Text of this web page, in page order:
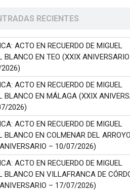
RECIENTES
ACTO EN RECUERDO DE MIGUEL
BLANCO EN TEO (XXIX
ACTO EN RECUERDO DE MIGUEL
BLANCO EN MÁLAGA (XXIX
2026)
ACTO EN RECUERDO DE MIGUEL
BLANCO EN COLMENAR DEL ARROYO
– 10/07/2026)
ACTO EN RECUERDO DE MIGUEL
BLANCO EN VILLAFRANCA DE
– 17/07/2026)